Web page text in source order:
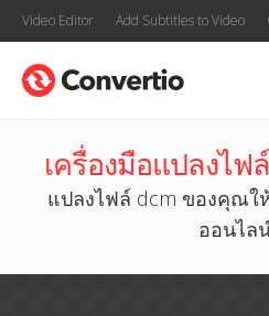
Video Editor Add Subtitles to Video
เครื่องมือแปลงไฟ
แปลงไฟล์ dcm ของคุณใ
ออนไล